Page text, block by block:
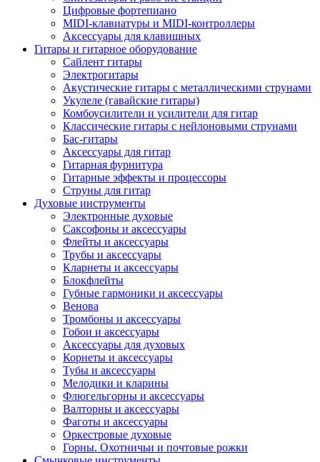
Цифровые фортепиано
MIDI-клавиатуры и MIDI-контроллеры
Аксессуары для клавишных
Гитары и гитарное оборудование
Сайлент гитары
Электрогитары
Акустические гитары с металлическими струнами
Укулеле (гавайские гитары)
Комбоусилители и усилители для гитар
Классические гитары с нейлоновыми струнами
Бас-гитары
Аксессуары для гитар
Гитарная фурнитура
Гитарные эффекты и процессоры
Струны для гитар
Духовые инструменты
Электронные духовые
Саксофоны и аксессуары
Флейты и аксессуары
Трубы и аксессуары
Кларнеты и аксессуары
Блокфлейты
Губные гармоники и аксессуары
Венова
Тромбоны и аксессуары
Гобои и аксессуары
Аксессуары для духовых
Корнеты и аксессуары
Тубы и аксессуары
Мелодики и кларины
Флюгельгорны и аксессуары
Валторны и аксессуары
Фаготы и аксессуары
Оркестровые духовые
Горны. Охотничьи и почтовые рожки